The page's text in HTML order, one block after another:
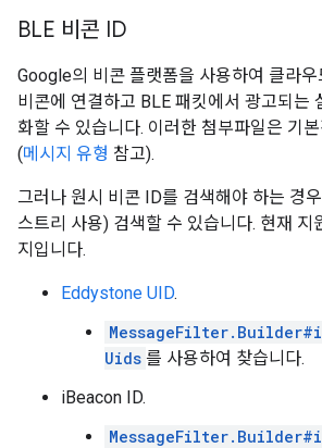
BLE 비콘 ID
Google의 비콘 플랫폼을 사용하여 클라
비콘에 연결하고 BLE 패킷에서 광고되는
화할 수 있습니다. 이러한 첨부파일은 기
(메시지 유형 참고).
그러나 원시 비콘 ID를 검색해야 하는 경
스트리 사용) 검색할 수 있습니다. 현재 지
지입니다.
Eddystone UID.
Uids 를 사용하여 찾습니다.
iBeacon ID.